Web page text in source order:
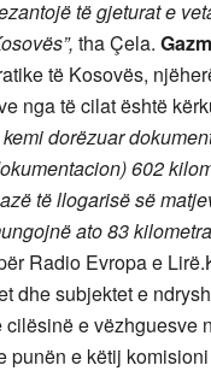
të gjeturat e
tha Çela.
të Kosovës,
nga të cilat është
dorëzuar
602
të llogarisë së
ato 83
Radio Evropa e
dhe subjektet e
e
punën e këtij